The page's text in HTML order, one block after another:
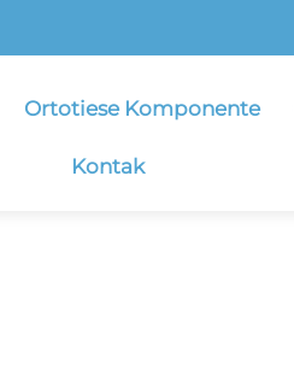
Ortotiese Komponente
Kontak